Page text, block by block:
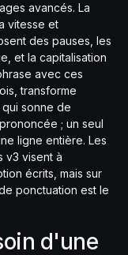
avancés. La
vitesse et
des pauses, les
et la capitalisation
avec ces
transforme
sonne de
; un seul
ligne entière. Les
v3 visent à
écrits, mais sur
ponctuation est le
d'une